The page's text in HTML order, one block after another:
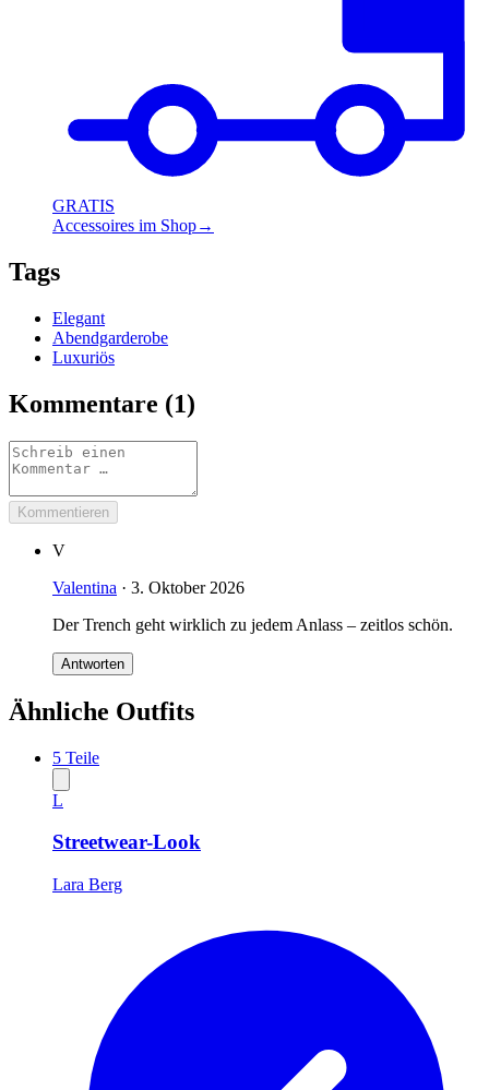
GRATIS
Accessoires im Shop→
Tags
Elegant
Abendgarderobe
Luxuriös
Kommentare (1)
Kommentieren
V
Valentina · 3. Oktober 2026
Der Trench geht wirklich zu jedem Anlass – zeitlos schön.
Antworten
Ähnliche Outfits
5 Teile
L
Streetwear-Look
Lara Berg